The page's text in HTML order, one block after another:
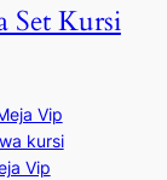
Set Kursi
Vip
kursi
Vip